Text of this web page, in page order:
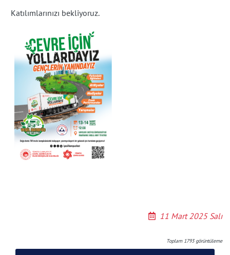
Katılımlarınızı bekliyoruz.
11 Mart 2025 Salı
Toplam 1793görüntüleme